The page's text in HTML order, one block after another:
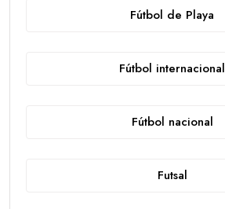
Fútbol de Playa
Fútbol internacional
Fútbol nacional
Futsal